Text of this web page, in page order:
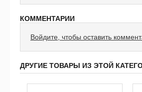
КОММЕНТАРИИ
Войдите, чтобы оставить
ДРУГИЕ ТОВАРЫ ИЗ ЭТОЙ